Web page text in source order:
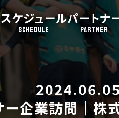
スケジュール
SCHEDULE
パートナ
PARTNER
ー企業訪問｜株